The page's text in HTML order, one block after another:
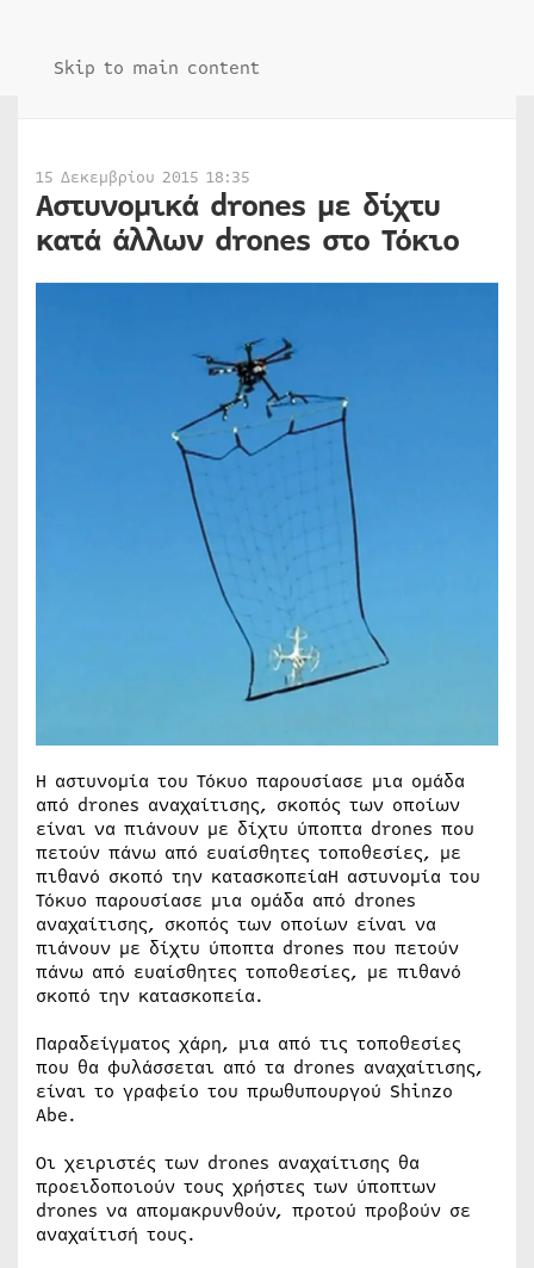
Skip to main content
15 Δεκεμβρίου 2015 18:35
Αστυνομικά drones με δίχτυ
κατά άλλων drones στο Τόκιο
Η αστυνομία του Τόκυο παρουσίασε μια ομάδα
από drones αναχαίτισης, σκοπός των οποίων
είναι να πιάνουν με δίχτυ ύποπτα drones που
πετούν πάνω από ευαίσθητες τοποθεσίες, με
πιθανό σκοπό την κατασκοπείαΗ αστυνομία του
Τόκυο παρουσίασε μια ομάδα από drones
αναχαίτισης, σκοπός των οποίων είναι να
πιάνουν με δίχτυ ύποπτα drones που πετούν
πάνω από ευαίσθητες τοποθεσίες, με πιθανό
σκοπό την κατασκοπεία.
Παραδείγματος χάρη, μια από τις τοποθεσίες
που θα φυλάσσεται από τα drones αναχαίτισης,
είναι το γραφείο του πρωθυπουργού Shinzo
Abe.
Οι χειριστές των drones αναχαίτισης θα
προειδοποιούν τους χρήστες των ύποπτων
drones να απομακρυνθούν, προτού προβούν σε
αναχαίτισή τους.